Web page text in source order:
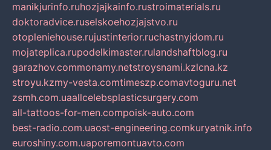
manikjurinfo.ruhozjajkainfo.rustroimaterials.ru
doktoradvice.ruselskoehozjajstvo.ru
otopleniehouse.rujustinterior.ruchastnyjdom.ru
mojateplica.rupodelkimaster.rulandshaftblog.ru
garazhov.commonamy.netstroysnami.kzlcna.kz
stroyu.kzmy-vesta.comtimeszp.comavtoguru.net
zsmh.com.uaallcelebsplasticsurgery.com
all-tattoos-for-men.compoisk-auto.com
best-radio.com.uaost-engineering.comkuryatnik.info
euroshiny.com.uaporemontuavto.com